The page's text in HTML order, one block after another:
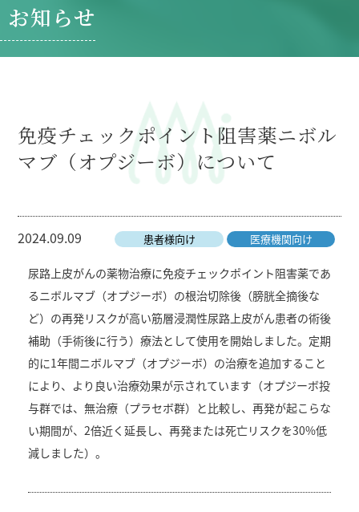
お知らせ
免疫チェックポイント阻害薬ニボル
マブ（オプジーボ）について
2024.09.09 患者様向け 医療機関向け
尿路上皮がんの薬物治療に免疫チェックポイント阻害薬であ
るニボルマブ（オプジーボ）の根治切除後（膀胱全摘後な
ど）の再発リスクが高い筋層浸潤性尿路上皮がん患者の術後
補助（手術後に行う）療法として使用を開始しました。定期
的に1年間ニボルマブ（オプジーボ）の治療を追加すること
により、より良い治療効果が示されています（オプジーボ投
与群では、無治療（プラセボ群）と比較し、再発が起こらな
い期間が、2倍近く延長し、再発または死亡リスクを30%低
減しました）。